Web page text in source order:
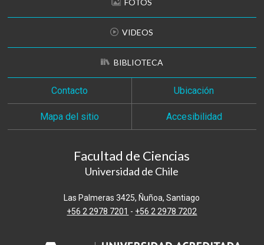
FOTOS
VIDEOS
BIBLIOTECA
Contacto Ubicación
Mapa del sitio Accesibilidad
Facultad de Ciencias
Universidad de Chile
Las Palmeras 3425, Ñuñoa, Santiago
+56 2 2978 7201 - +56 2 2978 7202